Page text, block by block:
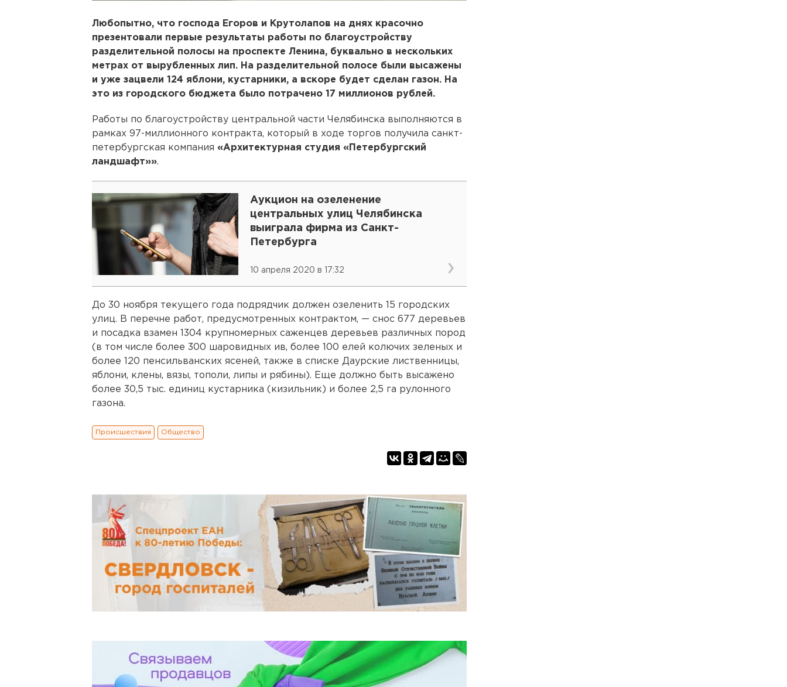
Любопытно, что господа Егоров и Крутолапов на днях красочно
презентовали первые результаты работы по благоустройству
разделительной полосы на проспекте Ленина, буквально в нескольких
метрах от вырубленных лип. На разделительной полосе были высажены
и уже зацвели 124 яблони, кустарники, а вскоре будет сделан газон. На
это из городского бюджета было потрачено 17 миллионов рублей.
Работы по благоустройству центральной части Челябинска выполняются в
рамках 97-миллионного контракта, который в ходе торгов получила санкт-
петербургская компания «Архитектурная студия «Петербургский
ландшафт»».
Аукцион на озеленение
центральных улиц Челябинска
выиграла фирма из Санкт-
Петербурга
10 апреля 2020 в 17:32
До 30 ноября текущего года подрядчик должен озеленить 15 городских
улиц. В перечне работ, предусмотренных контрактом, — снос 677 деревьев
и посадка взамен 1304 крупномерных саженцев деревьев различных пород
(в том числе более 300 шаровидных ив, более 100 елей колючих зеленых и
более 120 пенсильванских ясеней, также в списке Даурские лиственницы,
яблони, клены, вязы, тополи, липы и рябины). Еще должно быть высажено
более 30,5 тыс. единиц кустарника (кизильник) и более 2,5 га рулонного
газона.
Происшествия Общество